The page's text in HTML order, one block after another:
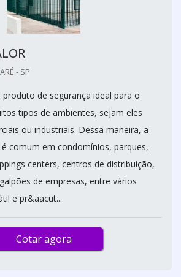
- SP
de segurança ideal para o
tipos de ambientes, sejam eles
ou industriais. Dessa maneira, a
comum em condomínios, parques,
centers, centros de distribuição,
de empresas, entre vários
e pr&aacut...
Cotar agora